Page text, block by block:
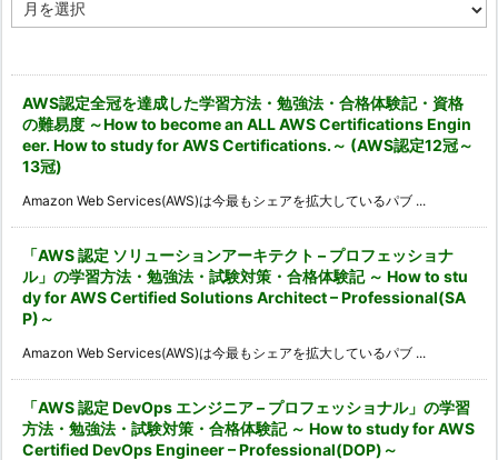
ー
AWS認定全冠を達成した学習方法・勉強法・合格体験記・資格
の難易度 ～How to become an ALL AWS Certifications Engin
eer. How to study for AWS Certifications.～ (AWS認定12冠～
13冠)
Amazon Web Services(AWS)は今最もシェアを拡大しているパブ ...
「AWS 認定 ソリューションアーキテクト – プロフェッショナ
ル」の学習方法・勉強法・試験対策・合格体験記 ～ How to stu
dy for AWS Certified Solutions Architect – Professional(SA
P)～
Amazon Web Services(AWS)は今最もシェアを拡大しているパブ ...
「AWS 認定 DevOps エンジニア – プロフェッショナル」の学習
方法・勉強法・試験対策・合格体験記 ～ How to study for AWS
Certified DevOps Engineer – Professional(DOP)～